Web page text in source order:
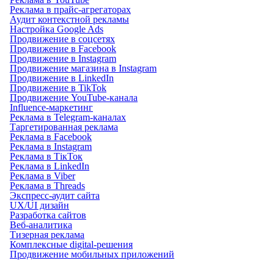
Реклама в прайс-агрегаторах
Аудит контекстной рекламы
Настройка Google Ads
Продвижение в соцсетях
Продвижение в Facebook
Продвижение в Instagram
Продвижение магазина в Instagram
Продвижение в LinkedIn
Продвижение в TikTok
Продвижение YouTube-канала
Influence-маркетинг
Реклама в Telegram-каналах
Таргетированная реклама
Реклама в Facebook
Реклама в Instagram
Реклама в ТікТок
Реклама в LinkedIn
Реклама в Viber
Реклама в Threads
Экспресс-аудит сайта
UX/UI дизайн
Разработка сайтов
Веб-аналитика
Тизерная реклама
Комплексные digital-решения
Продвижение мобильных приложений